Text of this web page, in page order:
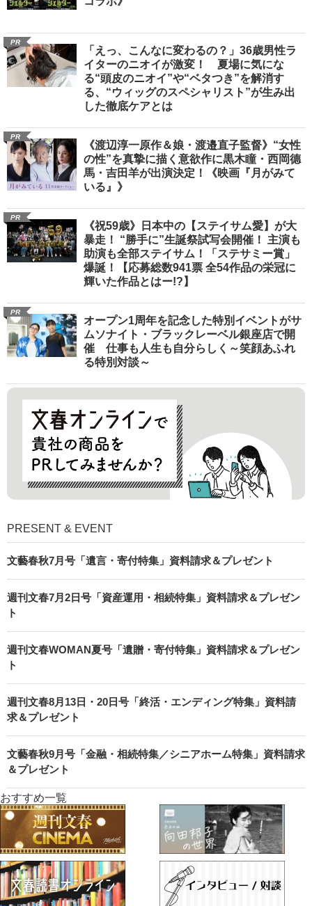
PR
「えっ、こんなに変わるの？」36歳男性ラ
イターのニオイが激変！ 夏場に気にな
る“頭皮のニオイ”や“ベタつき”を解消す
る、“ウィッグのスペシャリスト”が生み出
した徹底ケアとは
PR
《渡辺淳一原作＆娘・渡邉直子監督》“女性
の性”を真摯に描く意欲作に黒木瞳・西岡德
馬・吉田羊が出演決定！《映画『月がみて
いる』》
PR
《祝59歳》日本中の【ステイサム愛】が大
暴走！ “勝手に”生誕祭試写会開催！ 主演も
助演も全部ステイサム！「ステサミー賞」
爆誕！【応募総数941票 全54作品の栄冠に
輝いた作品とはー!?】
PR
オープン1周年を記念した特別イベントがサ
ムソナイト・ブラックレーベル銀座店で開
催 仕事も人生も自分らしく～笑顔あふれ
る特別対談～
PRESENT & EVENT
文藝春秋7月号「遺言・寄付特集」資料請求＆プレゼント
週刊文春7月2日号「資産運用・相続特集」資料請求＆プレゼン
ト
週刊文春WOMAN夏号「遺贈・寄付特集」資料請求＆プレゼン
ト
週刊文春8月13日・20日号「終活・エンディング特集」資料請
求＆プレゼント
文藝春秋9月号「金融・相続特集／シニアホーム特集」資料請求
＆プレゼント
おすすめ一覧